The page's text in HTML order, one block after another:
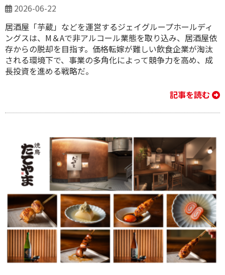
2026-06-22
居酒屋「芋蔵」などを運営するジェイグループホールディ
ングスは、M＆Aで非アルコール業態を取り込み、居酒屋依
存からの脱却を目指す。価格転嫁が難しい飲食企業が淘汰
される環境下で、事業の多角化によって競争力を高め、成
長投資を進める戦略だ。
記事を読む